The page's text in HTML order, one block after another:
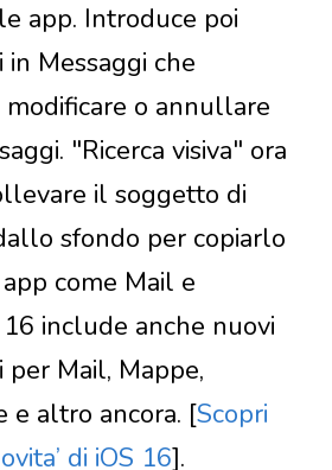
app. Introduce poi
Messaggi che
o annullare
"Ricerca visiva" ora
il soggetto di
sfondo per copiarlo
come Mail e
16 include anche nuovi
Mail, Mappe,
e altro ancora. [Scopri
di iOS 16].